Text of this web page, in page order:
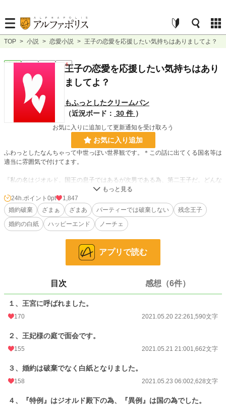
TOP > 小説 > 恋愛小説 > 王子の恋愛を応援したい気持ちはありましてよ？
恋愛 完結 短編 R15王子の恋愛を応援したい気持ちはあり
ましてよ？
もふっとしたクリームパン
（近況ボード： 30 件 ）
お気に入りに追加して更新通知を受け取ろう
お気に入り追加
ふわっとしたなんちゃって中世っぽい世界観です。＊この話に出てくる国名等は
適当に雰囲気で付けてます。
『私の名はジオルド。国王の息子ではあるが次男である為、第二王子だ。どんな
に努力しても所詮は兄の控えでしかなく、婚約者だって公爵令嬢だからか、可愛
げのないことばかり言う。うんざりしていた所に、王立学校で偶然出会った亜麻
色の美しい髪を持つ男爵令嬢。彼女の無邪気な笑顔と優しいその心に惹かれてし
まうのは至極当然のことだろう。私は彼女と結婚したいと思うようになった。第
二王位継承権を持つ王弟の妻となるのだから、妻の後ろ盾など関係ないだろう。
い扱いをしているようだ。もう我慢ならない、一刻も早く父上に婚約破棄を申し
出ねば…。』（注意、小説の視点は、公爵令嬢です。別の視点の話もあります）
ルファポリス様のみ公開。
＊よくある婚約破棄に関する話で、ざまぁが中心です。＊随時、誤字修正と読み
やすさを求めて試行錯誤してますので行間など変更する場合があります。
拙い作品ですが、どうぞよろしくお願いします。
恋愛
お気に入り 318
24h.ポイント
文字数 38,918
24h.ポイント 0pt
1,847
婚約破棄
ざまぁ ざまあ パーティーでは破棄しない
残念王子
婚約の白紙
ハッピーエンド ノーチェ
アプリで読む
目次 感想（6件）
１、王宮に呼ばれました。
170 2021.05.20 22:261,590文字
２、王妃様の庭で面会です。
155 2021.05.21 21:001,662文字
３、婚約は破棄でなく白紙となりました。
158 2021.05.23 06:002,628文字
４、『特例』はジオルド殿下の為、『異例』は国の為でした。